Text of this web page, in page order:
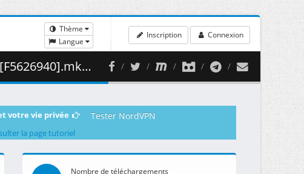
Thème
Langue
Inscription Connexion
( 463.16 MB )
votre vie privée Tester NordVPN
la page tutoriel
Nombre de téléchargements